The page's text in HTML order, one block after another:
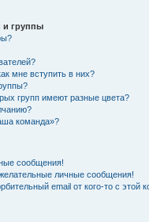
и группы
мне вступить в них?
групп имеют разные цвета?
команда»?
сообщения!
личные сообщения!
email от кого-то с этой